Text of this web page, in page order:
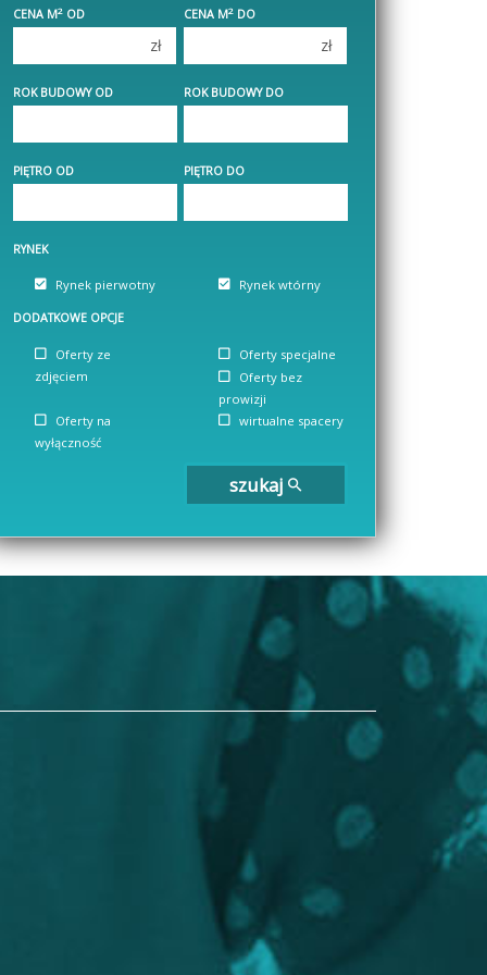
4 pokoje
6 pokoi
4 pokoje
6 pokoi
CENA M2 OD
zł
CENA M2DO
zł
ROK BUDOWY OD ROK BUDOWY DO
PIĘTRO OD PIĘTRO DO
RYNEK
Rynek pierwotny Rynek wtórny
DODATKOWE OPCJE
Oferty ze
zdjęciem
Oferty specjalne
Oferty bez
prowizji
Oferty na
wyłączność
wirtualne spacery
szukaj